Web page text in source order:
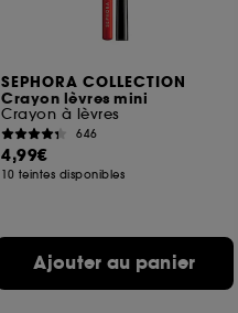
SEPHORA COLLECTION
Crayon lèvres mini
Crayon à lèvres
646
4,99€
10 teintes disponibles
Ajouter au panier